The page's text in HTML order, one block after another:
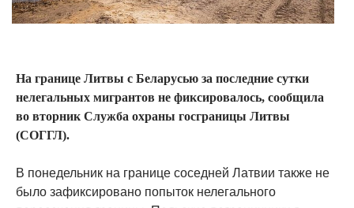
На границе Литвы с Беларусью за последние сутки
нелегальных мигрантов не фиксировалось, сообщила
во вторник Служба охраны госграницы Литвы
(СОГГЛ).
В понедельник на границе соседней Латвии также не
было зафиксировано попыток нелегального